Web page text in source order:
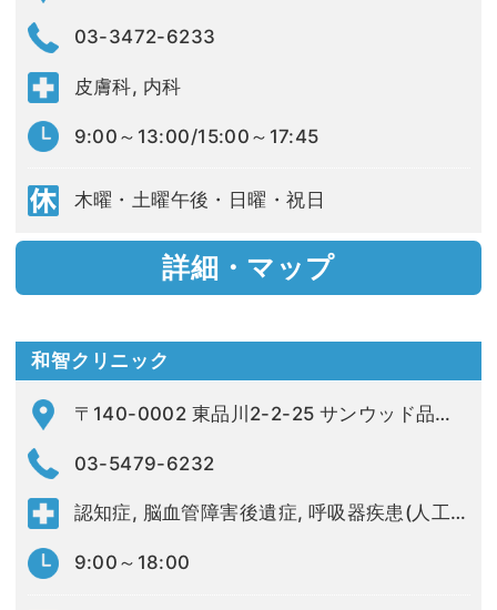
03-3472-6233
皮膚科, 内科
9:00～13:00/15:00～17:45
木曜・土曜午後・日曜・祝日
詳細・マップ
和智クリニック
〒140-0002 東品川2-2-25 サンウッド品川天王洲タワー1803号
03-5479-6232
認知症, 脳血管障害後遺症, 呼吸器疾患(人工呼吸器管理・酸素療法含む), 褥瘡, 胃瘻管理, 膀胱カテーテル管理, 癌疼痛管理, その他
9:00～18:00